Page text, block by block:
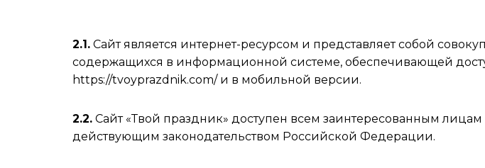
2.1. Сайт является интернет-ресурсом и представляет собой
содержащихся в информационной системе, обеспечивающей
https://tvoyprazdnik.com/ и в мобильной версии.
2.2. Сайт «Твой праздник» доступен всем заинтересованным
действующим законодательством Российской Федерации.